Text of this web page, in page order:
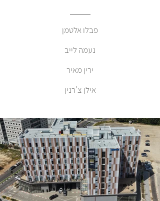
פבלו אלטמן
נעמה לייב
ירין מאיר
אילן צ'רנין